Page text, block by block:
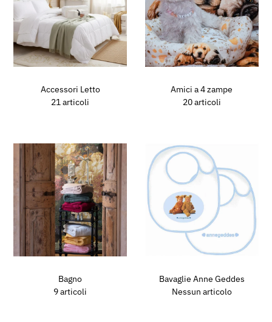
Accessori Letto
21 articoli
Amici a 4 zampe
20 articoli
Bagno
9 articoli
Bavaglie Anne Geddes
Nessun articolo